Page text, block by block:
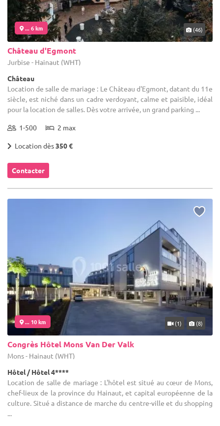
... 6 km (46)
Château d'Egmont
Jurbise - Hainaut (WHT)
Château
Location de salle de mariage : Le Château d'Egmont, datant du 11e
siècle, est niché dans un cadre verdoyant, calme et paisible, idéal
pour la location de salles. Dès votre arrivée, un grand parking ...
1-500 2 max
Location dès350 €
Contacter
... 10 km (1) (8)
Congrès Hôtel Mons Van Der Valk
Mons - Hainaut (WHT)
Hôtel / Hôtel 4****
Location de salle de mariage : L'hôtel est situé au cœur de Mons,
chef-lieux de la province du Hainaut, et capital européenne de la
culture. Situé a distance de marche du centre-ville et du shopping
...